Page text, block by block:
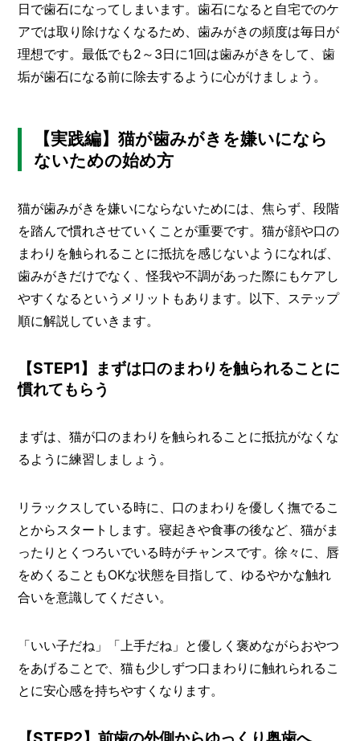
日で歯石になってしまいます。歯石になると自宅でのケ
アでは取り除けなくなるため、歯みがきの頻度は毎日が
理想です。最低でも2～3日に1回は歯みがきをして、歯
垢が歯石になる前に除去するように心がけましょう。
【実践編】猫が歯みがきを嫌いになら
ないための始め方
猫が歯みがきを嫌いにならないためには、焦らず、段階
を踏んで慣れさせていくことが重要です。猫が顔や口の
まわりを触られることに抵抗を感じないようになれば、
歯みがきだけでなく、怪我や不調があった際にもケアし
やすくなるというメリットもあります。以下、ステップ
順に解説していきます。
【STEP1】まずは口のまわりを触られることに
慣れてもらう
まずは、猫が口のまわりを触られることに抵抗がなくな
るように練習しましょう。
リラックスしている時に、口のまわりを優しく撫でるこ
とからスタートします。寝起きや食事の後など、猫がま
ったりとくつろいでいる時がチャンスです。徐々に、唇
をめくることもOKな状態を目指して、ゆるやかな触れ
合いを意識してください。
「いい子だね」「上手だね」と優しく褒めながらおやつ
をあげることで、猫も少しずつ口まわりに触れられるこ
とに安心感を持ちやすくなります。